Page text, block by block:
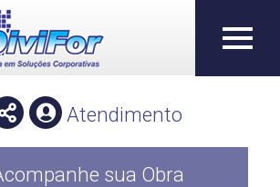
Atendimento
sua Obra